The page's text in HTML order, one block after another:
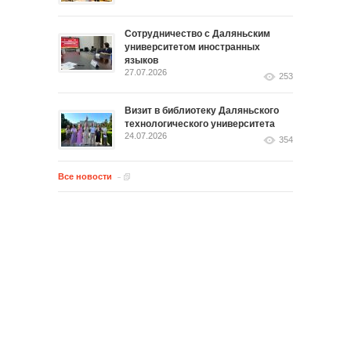
Сотрудничество с Даляньским
университетом иностранных
языков
27.07.2026 253
Визит в библиотеку Даляньского
технологического университета
24.07.2026 354
Все новости